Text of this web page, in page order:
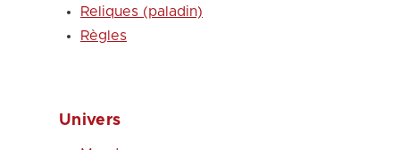
Reliques (paladin)
Règles
Univers